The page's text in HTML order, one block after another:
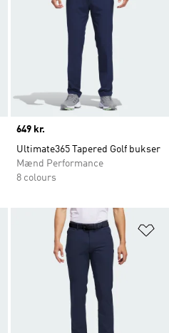
Price
649 kr.
Ultimate365 Tapered Golf bukser
Mænd Performance
8 colours
Føj til ønskeliste